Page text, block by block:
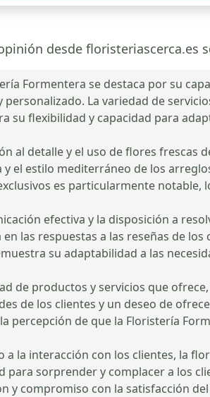
desde floristeriascerca.es
Formentera se destaca por su
personalizado. La variedad de
su flexibilidad y capacidad para
al detalle y el uso de flores frescas
y el estilo mediterráneo de los
es particularmente
efectiva y la disposición a
en las respuestas a las reseñas de
su adaptabilidad a las
de productos y servicios que
de los clientes y un deseo de
percepción de que la Floristería
a la interacción con los clientes, la
para sorprender y complacer a los
y compromiso con la satisfacción